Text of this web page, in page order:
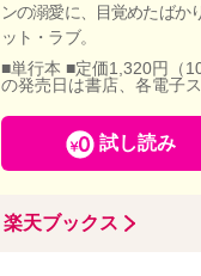
ンの溺愛に、目覚めたば
ット・ラブ。
■単行本 ■定価1,320円（
の発売日は書店、各電子
試し読み
楽天ブックス